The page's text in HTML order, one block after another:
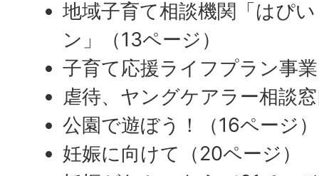
地域子育て相談機関「はぴ
ン」（13ページ）
子育て応援ライフプラン事
虐待、ヤングケアラー相談
公園で遊ぼう！（16ページ）
妊娠に向けて（20ページ）